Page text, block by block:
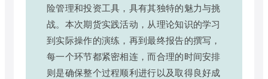
险管理和投资工具，具有其独特的魅力与挑
战。本次期货实践活动，从理论知识的学习
到实际操作的演练，再到最终报告的撰写，
每一个环节都紧密相连，而合理的时间安排
则是确保整个过程顺利进行以及取得良好成